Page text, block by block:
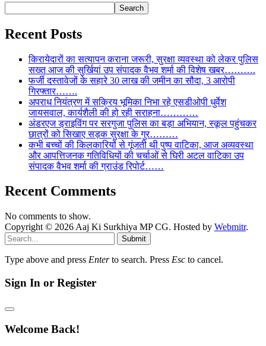
Search
Recent Posts
किरायेदारों का सत्यापन कराना जरूरी, सुरक्षा व्यवस्था को लेकर पुलिस
सख्त आज की सुर्खियां उप संपादक वैभव शर्मा की विशेष खबर……….
फर्जी दस्तावेजों के सहारे 30 लाख की जमीन का सौदा, 3 आरोपी
गिरफ्तार…….
अपराध नियंत्रण में सक्रिय भूमिका निभा रहे एसडीओपी धुर्वेश
जायसवाल, कार्यशैली की हो रही सराहना…………
अंडरएज ड्राइविंग पर सरगुजा पुलिस का बड़ा अभियान, स्कूल पहुंचकर
छात्रों को सिखाए सड़क सुरक्षा के गुर………
कभी बच्चों की किलकारियों से गूंजती थी पुष्प वाटिका, आज अव्यवस्था
और आपत्तिजनक गतिविधियों की चर्चाओं से घिरी अटल वाटिका उप
संपादक वैभव शर्मा की ग्राउंड रिपोर्ट……
Recent Comments
No comments to show.
Copyright © 2026 Aaj Ki Surkhiya MP CG. Hosted by Webmitr.
Submit
Type above and press Enterto search. Press Esc to cancel.
Sign In or Register
Welcome Back!